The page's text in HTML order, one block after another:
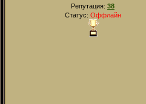
Репутация: 38
Статус: Оффлайн